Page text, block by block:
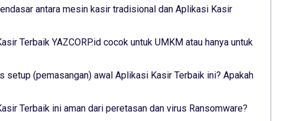
antara mesin kasir tradisional dan Aplikasi Kasir
Terbaik YAZCORP.id cocok untuk UMKM atau hanya untuk
setup (pemasangan) awal Aplikasi Kasir Terbaik ini? Apakah
Terbaik ini aman dari peretasan dan virus Ransomware?